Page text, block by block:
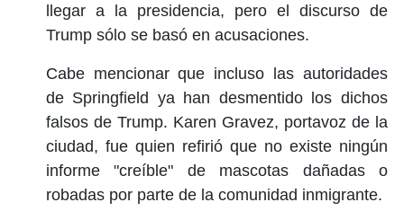
llegar a la presidencia, peroel discurso de
Trump sólo se basó en acusaciones.
Cabe mencionar que incluso las autoridades
de Springfield ya han desmentido los dichos
falsos de Trump. Karen Gravez, portavoz de la
ciudad, fue quien refirió que no existe ningún
informe "creíble" de mascotas dañadas o
robadas por parte de la comunidad inmigrante.